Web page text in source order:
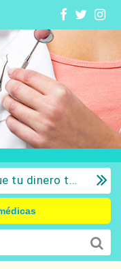
a la inversión con sentido común.